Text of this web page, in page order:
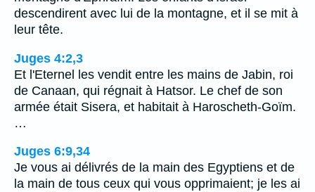
descendirent avec lui de la montagne, et il se mit à
leur tête.
Juges 4:2,3
Et l'Eternel les vendit entre les mains de Jabin, roi
de Canaan, qui régnait à Hatsor. Le chef de son
armée était Sisera, et habitait à Haroscheth-Goïm.
…
Juges 6:9,34
Je vous ai délivrés de la main des Egyptiens et de
la main de tous ceux qui vous opprimaient; je les ai